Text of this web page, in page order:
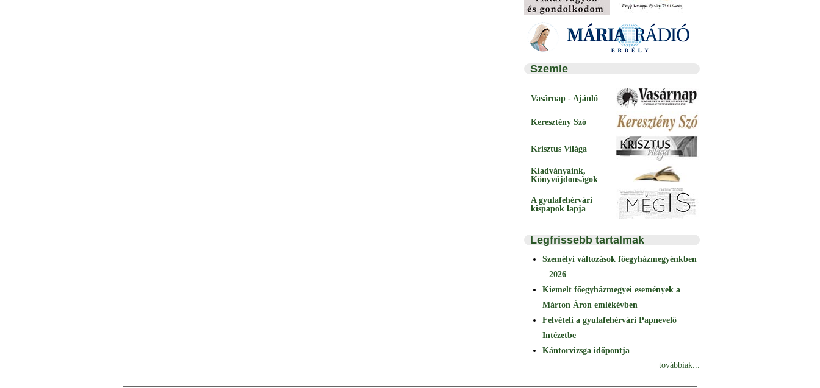
Szemle
Vasárnap - Ajánló
Keresztény Szó
Krisztus Világa
Kiadványaink,
Könyvújdonságok
A gyulafehérvári
kispapok lapja
Legfrissebb tartalmak
Személyi változások főegyházmegyénkben
– 2026
Kiemelt főegyházmegyei események a
Márton Áron emlékévben
Felvételi a gyulafehérvári Papnevelő
Intézetbe
Kántorvizsga időpontja
továbbiak...